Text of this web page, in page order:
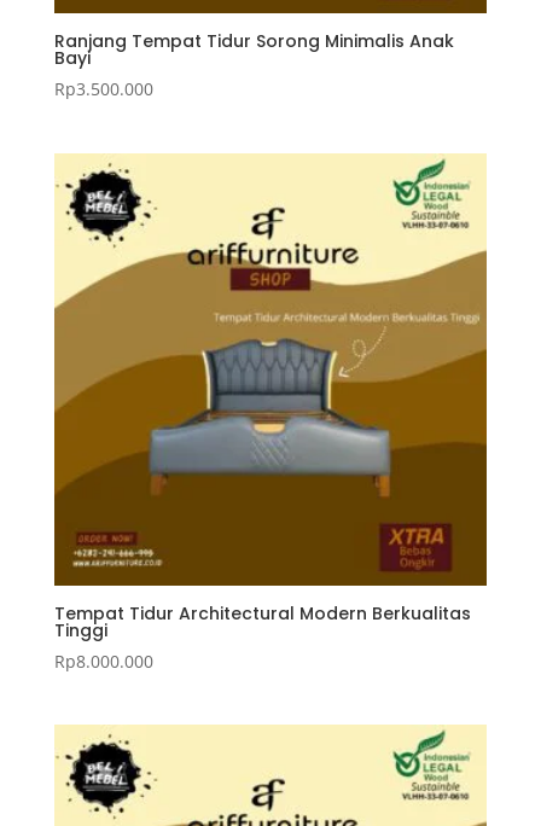
Ranjang Tempat Tidur Sorong Minimalis Anak
Bayi
Rp3.500.000
Tempat Tidur Architectural Modern Berkualitas
Tinggi
Rp8.000.000